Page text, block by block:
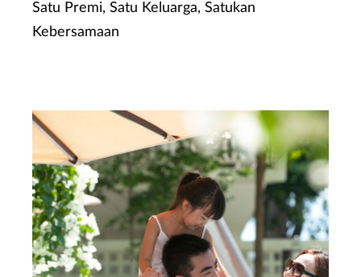
Satu Premi, Satu Keluarga, Satukan
Kebersamaan